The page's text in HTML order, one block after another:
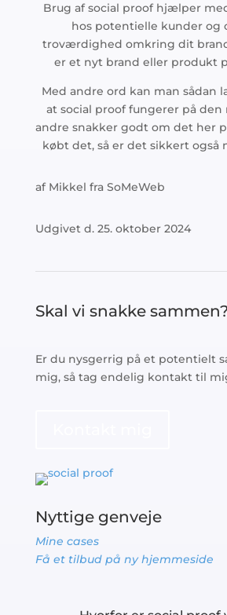
Brug af social proof hjælper
hos potentielle kunder og
troværdighed omkring dit
er et nyt brand eller produkt
Med andre ord kan man sådan
at social proof fungerer på den
andre snakker godt om det her
købt det, så er det sikkert også
af Mikkel fra SoMeWeb
Udgivet d. 25. oktober 2024
Skal vi snakke sammen?
Er du nysgerrig på et potentielt
mig, så tag endelig kontakt til
Nyttige genveje
Mine cases
Få et tilbud på ny hjemmeside